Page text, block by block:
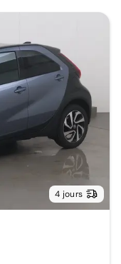
4 jours